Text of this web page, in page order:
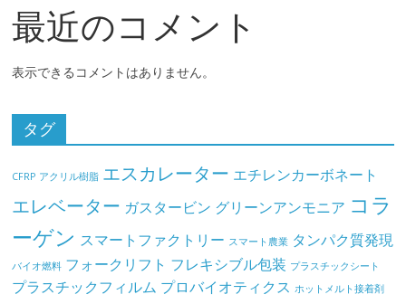
最近のコメント
表示できるコメントはありません。
タグ
CFRP アクリル樹脂 エスカレーター エチレンカーボネート
エレベーター ガスタービン グリーンアンモニア コラ
ーゲン スマートファクトリー スマート農業 タンパク質発現
バイオ燃料 フォークリフト フレキシブル包装 プラスチックシート
プラスチックフィルム プロバイオティクス ホットメルト接着剤